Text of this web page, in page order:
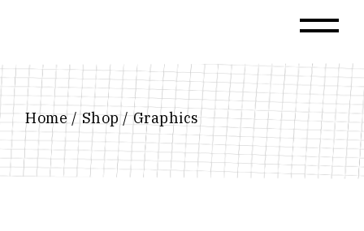
Home Shop Graphics